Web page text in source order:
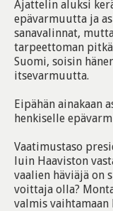
Ajattelin aluksi
epävarmuutta ja
sanavalinnat,
tarpeettoman
Suomi, soisin
itsevarmuutta.
Eipähän ainakaan
henkiselle
Vaatimustaso
luin Haaviston
vaalien häviäjä on
voittaja olla?
valmis vaihtamaan